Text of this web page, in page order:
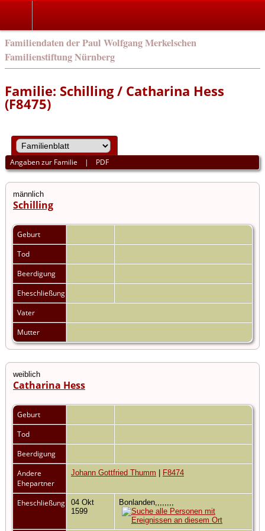
Familiendaten der Paul Wolfgang Merkelschen
Familienstiftung Nürnberg
Familie: Schilling / Catharina Hess
(F8475)
Angaben zur Familie | PDF
männlich
Schilling
Geburt
Tod
Beerdigung
Eheschließung
Vater
Mutter
weiblich
Catharina Hess
Geburt
Tod
Beerdigung
Andere
Ehepartner
Johann Gottfried Thumm F8474
Eheschließung
04 Okt
1599
Bonlanden,,,,,,,,